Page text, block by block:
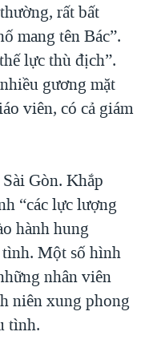
rất bất
mang tên Bác”.
lực thù địch”.
gương mặt
viên, có cả giám
Gòn. Khắp
“các lực lượng
hành hung
Một số hình
nhân viên
niên xung phong
tình.